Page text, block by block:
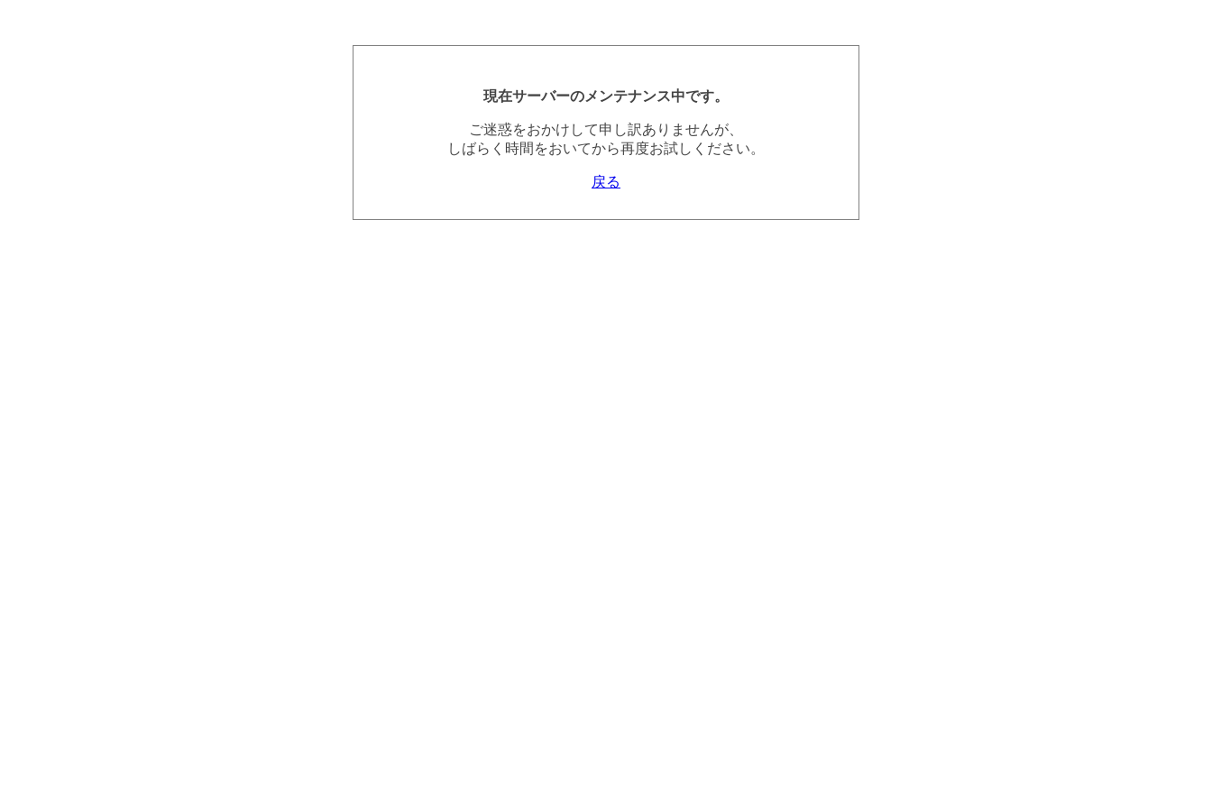
現在サーバーのメンテナンス中です。
ご迷惑をおかけして申し訳ありませんが、
しばらく時間をおいてから再度お試しください。
戻る